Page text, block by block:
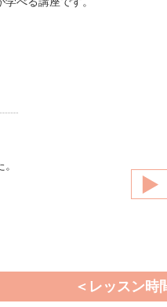
＜レッスン時